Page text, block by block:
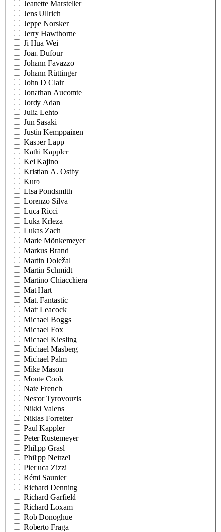
Jeanette Marsteller
Jens Ullrich
Jeppe Norsker
Jerry Hawthorne
Ji Hua Wei
Joan Dufour
Johann Favazzo
Johann Rüttinger
John D Clair
Jonathan Aucomte
Jordy Adan
Julia Lehto
Jun Sasaki
Justin Kemppainen
Kasper Lapp
Kathi Kappler
Kei Kajino
Kristian A. Ostby
Kuro
Lisa Pondsmith
Lorenzo Silva
Luca Ricci
Luka Krleza
Lukas Zach
Marie Mönkemeyer
Markus Brand
Martin Doležal
Martin Schmidt
Martino Chiacchiera
Mat Hart
Matt Fantastic
Matt Leacock
Michael Boggs
Michael Fox
Michael Kiesling
Michael Masberg
Michael Palm
Mike Mason
Monte Cook
Nate French
Nestor Tyrovouzis
Nikki Valens
Niklas Forreiter
Paul Kappler
Peter Rustemeyer
Philipp Grasl
Philipp Neitzel
Pierluca Zizzi
Rémi Saunier
Richard Denning
Richard Garfield
Richard Loxam
Rob Donoghue
Roberto Fraga